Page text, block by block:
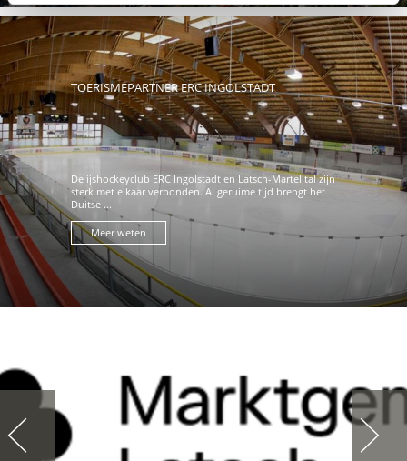
TOERISMEPARTNER ERC INGOLSTADT
De ijshockeyclub ERC Ingolstadt en Latsch-Martelltal zijn
sterk met elkaar verbonden. Al geruime tijd brengt het
Duitse ...
Meer weten